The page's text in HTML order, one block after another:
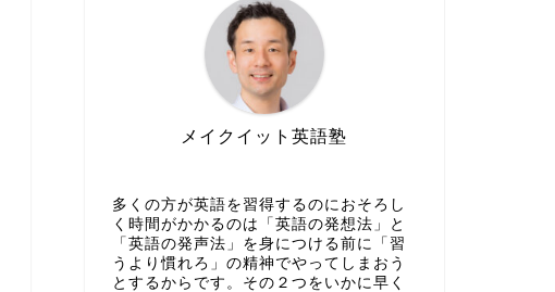
メイクイット英語塾
多くの方が英語を習得するのにおそろし
く時間がかかるのは「英語の発想法」と
「英語の発声法」を身につける前に「習
うより慣れろ」の精神でやってしまおう
とするからです。その２つをいかに早く